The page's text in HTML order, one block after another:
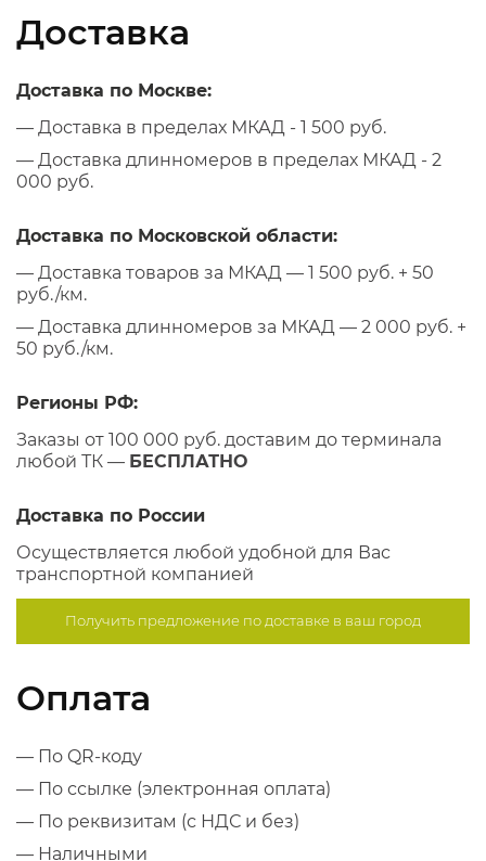
Доставка
Доставка по Москве:
— Доставка в пределах МКАД - 1 500 руб.
— Доставка длинномеров в пределах МКАД - 2
000 руб.
Доставка по Московской области:
— Доставка товаров за МКАД — 1 500 руб. + 50
руб./км.
— Доставка длинномеров за МКАД — 2 000 руб. +
50 руб./км.
Регионы РФ:
Заказы от 100 000 руб. доставим до терминала
любой ТК — БЕСПЛАТНО
Доставка по России
Осуществляется любой удобной для Вас
транспортной компанией
Получить предложение подоставке в ваш город
Оплата
— По QR-коду
— По ссылке (электронная оплата)
— По реквизитам (с НДС и без)
— Наличными